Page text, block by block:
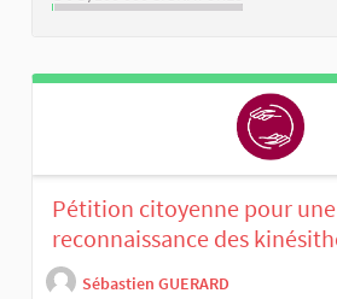
Pétition citoyenne pour
reconnaissance des
Sébastien GUERARD